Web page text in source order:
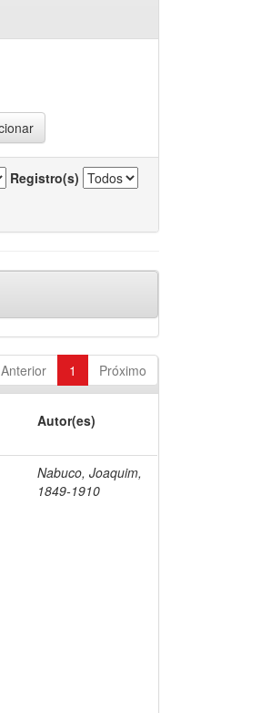
Registro(s)
Anterior 1 Próximo
Autor(es)
Nabuco, Joaquim,
1849-1910